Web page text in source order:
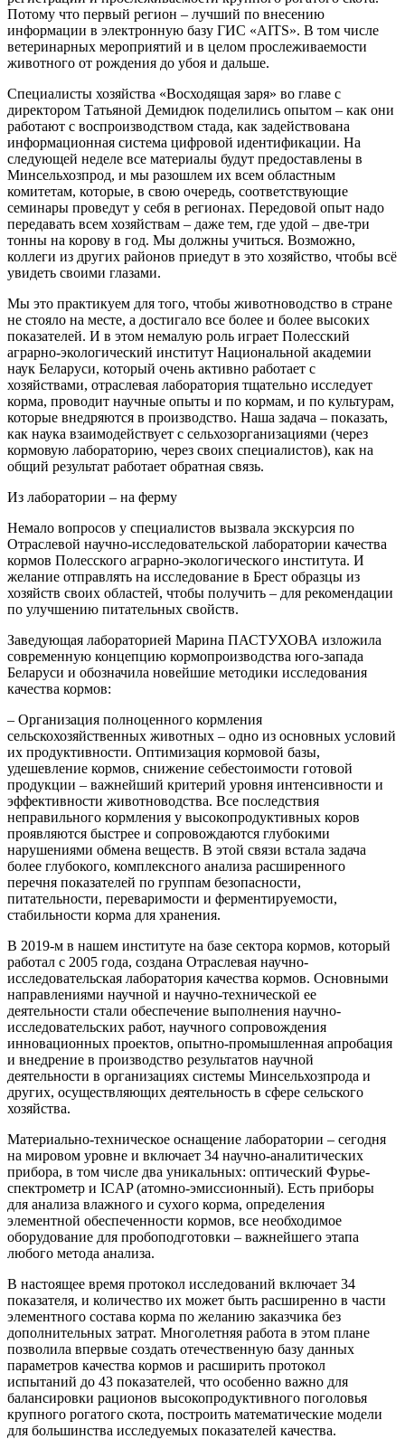
Потому что первый регион – лучший по внесению
информации в электронную базу ГИС «АIТS». В том числе
ветеринарных мероприятий и в целом прослеживаемости
животного от рождения до убоя и дальше.
Специалисты хозяйства «Восходящая заря» во главе с
директором Татьяной Демидюк поделились опытом – как они
работают с воспроизводством стада, как задействована
информационная система цифровой идентификации. На
следующей неделе все материалы будут предоставлены в
Минсельхозпрод, и мы разошлем их всем областным
комитетам, которые, в свою очередь, соответствующие
семинары проведут у себя в регионах. Передовой опыт надо
передавать всем хозяйствам – даже тем, где удой – две-три
тонны на корову в год. Мы должны учиться. Возможно,
коллеги из других районов приедут в это хозяйство, чтобы всё
увидеть своими глазами.
Мы это практикуем для того, чтобы животноводство в стране
не стояло на месте, а достигало все более и более высоких
показателей. И в этом немалую роль играет Полесский
аграрно-экологический институт Национальной академии
наук Беларуси, который очень активно работает с
хозяйствами, отраслевая лаборатория тщательно исследует
корма, проводит научные опыты и по кормам, и по культурам,
которые внедряются в производство. Наша задача – показать,
как наука взаимодействует с сельхозорганизациями (через
кормовую лабораторию, через своих специалистов), как на
общий результат работает обратная связь.
Из лаборатории – на ферму
Немало вопросов у специалистов вызвала экскурсия по
Отраслевой научно-исследовательской лаборатории качества
кормов Полесского аграрно-экологического института. И
желание отправлять на исследование в Брест образцы из
хозяйств своих областей, чтобы получить – для рекомендации
по улучшению питательных свойств.
Заведующая лабораторией Марина ПАСТУХОВА изложила
современную концепцию кормопроизводства юго-запада
Беларуси и обозначила новейшие методики исследования
качества кормов:
– Организация полноценного кормления
сельскохозяйственных животных – одно из основных условий
их продуктивности. Оптимизация кормовой базы,
удешевление кормов, снижение себестоимости готовой
продукции – важнейший критерий уровня интенсивности и
эффективности животноводства. Все последствия
неправильного кормления у высокопродуктивных коров
проявляются быстрее и сопровождаются глубокими
нарушениями обмена веществ. В этой связи встала задача
более глубокого, комплексного анализа расширенного
перечня показателей по группам безопасности,
питательности, переваримости и ферментируемости,
стабильности корма для хранения.
В 2019-м в нашем институте на базе сектора кормов, который
работал с 2005 года, создана Отраслевая научно-
исследовательская лаборатория качества кормов. Основными
направлениями научной и научно-технической ее
деятельности стали обеспечение выполнения научно-
исследовательских работ, научного сопровождения
инновационных проектов, опытно-промышленная апробация
и внедрение в производство результатов научной
деятельности в организациях системы Минсельхозпрода и
других, осуществляющих деятельность в сфере сельского
хозяйства.
Материально-техническое оснащение лаборатории – сегодня
на мировом уровне и включает 34 научно-аналитических
прибора, в том числе два уникальных: оптический Фурье-
спектрометр и ICAP (атомно-эмиссионный). Есть приборы
для анализа влажного и сухого корма, определения
элементной обеспеченности кормов, все необходимое
оборудование для пробоподготовки – важнейшего этапа
любого метода анализа.
В настоящее время протокол исследований включает 34
показателя, и количество их может быть расширенно в части
элементного состава корма по желанию заказчика без
дополнительных затрат. Многолетняя работа в этом плане
позволила впервые создать отечественную базу данных
параметров качества кормов и расширить протокол
испытаний до 43 показателей, что особенно важно для
балансировки рационов высокопродуктивного поголовья
крупного рогатого скота, построить математические модели
для большинства исследуемых показателей качества.